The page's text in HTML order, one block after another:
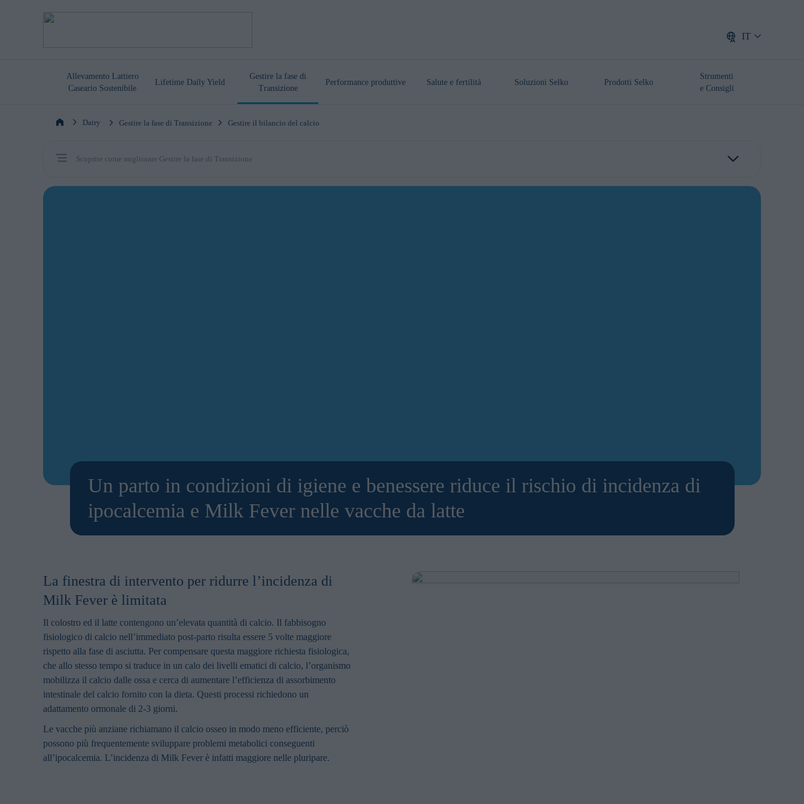
IT
Allevamento Lattiero
Caseario Sostenibile
Lifetime Daily Yield
Gestire la fase di
Transizione
Performance produttive Salute e fertilità Soluzioni Selko Prodotti Selko
Strumenti
e Consigli
Dairy Gestire la fase di Transizione Gestire il bilancio del calcio
Scoprite come migliorare Gestire la fase di Transizione
Un parto in condizioni di igiene e benessere riduce il rischio di incidenza di
ipocalcemia e Milk Fever nelle vacche da latte
La finestra di intervento per ridurre l’incidenza di
Milk Fever è limitata
Il colostro ed il latte contengono un’elevata quantità di calcio. Il fabbisogno
fisiologico di calcio nell’immediato post-parto risulta essere 5 volte maggiore
rispetto alla fase di asciutta. Per compensare questa maggiore richiesta fisiologica,
che allo stesso tempo si traduce in un calo dei livelli ematici di calcio, l’organismo
mobilizza il calcio dalle ossa e cerca di aumentare l’efficienza di assorbimento
intestinale del calcio fornito con la dieta. Questi processi richiedono un
adattamento ormonale di 2-3 giorni.
Le vacche più anziane richiamano il calcio osseo in modo meno efficiente, perciò
possono più frequentemente sviluppare problemi metabolici conseguenti
all’ipocalcemia. L’incidenza di Milk Fever è infatti maggiore nelle pluripare.